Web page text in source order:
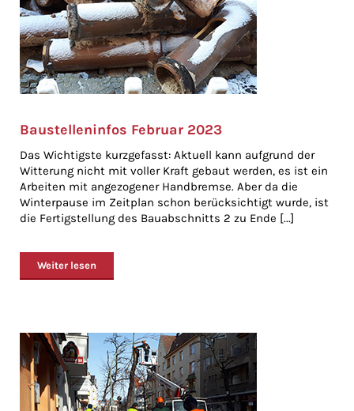
Baustelleninfos Februar 2023
Das Wichtigste kurzgefasst: Aktuell kann aufgrund der
Witterung nicht mit voller Kraft gebaut werden, es ist ein
Arbeiten mit angezogener Handbremse. Aber da die
Winterpause im Zeitplan schon berücksichtigt wurde, ist
die Fertigstellung des Bauabschnitts 2 zu Ende [...]
Weiter lesen